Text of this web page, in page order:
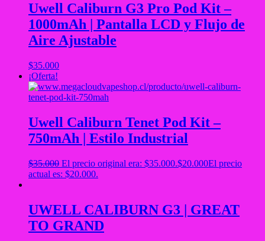
Uwell Caliburn G3 Pro Pod Kit –
1000mAh | Pantalla LCD y Flujo de
Aire Ajustable
$35.000
¡Oferta!
Uwell Caliburn Tenet Pod Kit –
750mAh | Estilo Industrial
$35.000 El precio original era: $35.000.$20.000El precio
actual es: $20.000.
UWELL CALIBURN G3 | GREAT
TO GRAND